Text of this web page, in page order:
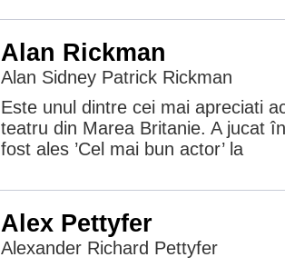
Alan Rickman
Alan Sidney Patrick Rickman
Este unul dintre cei mai apreciati
teatru din Marea Britanie. A jucat
fost ales ’Cel mai bun actor’ la
Alex Pettyfer
Alexander Richard Pettyfer